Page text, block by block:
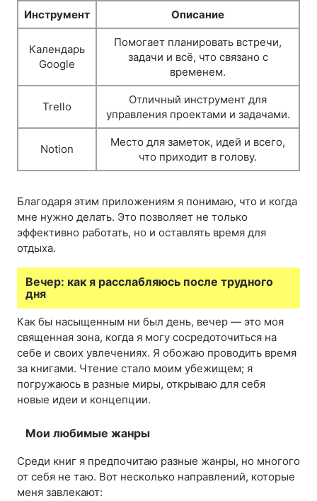
Инструмент Описание
Календарь
Google
Помогает планировать встречи,
задачи и всё, что связано с
временем.
Trello
Отличный инструмент для
управления проектами и задачами.
Notion
Место для заметок, идей и всего,
что приходит в голову.
Благодаря этим приложениям я понимаю, что и когда
мне нужно делать. Это позволяет не только
эффективно работать, но и оставлять время для
отдыха.
Вечер: как я расслабляюсь после трудного
дня
Как бы насыщенным ни был день, вечер — это моя
священная зона, когда я могу сосредоточиться на
себе и своих увлечениях. Я обожаю проводить время
за книгами. Чтение стало моим убежищем; я
погружаюсь в разные миры, открываю для себя
новые идеи и концепции.
Мои любимые жанры
Среди книг я предпочитаю разные жанры, но многого
от себя не таю. Вот несколько направлений, которые
меня завлекают: